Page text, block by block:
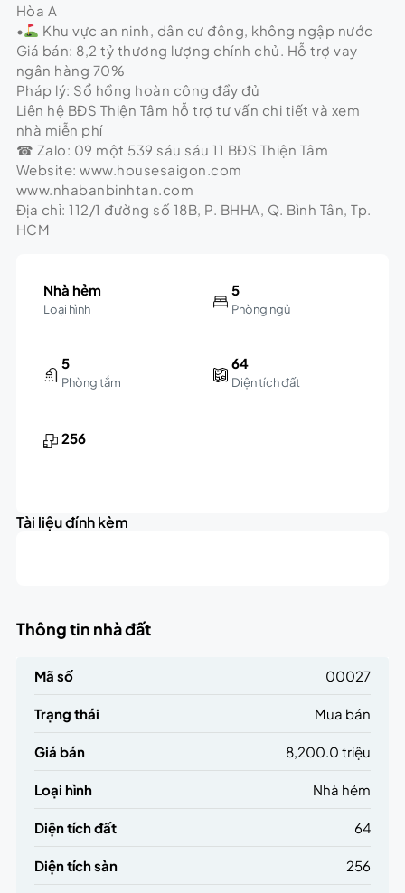
Hòa A
•
Khu vực an ninh, dân cư đông, không ngập nước
Giá bán: 8,2 tỷ thương lượng chính chủ. Hỗ trợ vay
ngân hàng 70%
Pháp lý: Sổ hồng hoàn công đầy đủ
Liên hệ BĐS Thiện Tâm hỗ trợ tư vấn chi tiết và xem
nhà miễn phí
☎ Zalo: 09 một 539 sáu sáu 11 BĐS Thiện Tâm
Website: www.housesaigon.com
www.nhabanbinhtan.com
Địa chỉ: 112/1 đường số 18B, P. BHHA, Q. Bình Tân, Tp.
HCM
Nhà hẻm
Loại hình
5
Phòng ngủ
5
Phòng tắm
64
Diện tích đất
256
Tài liệu đính kèm
Thông tin nhà đất
Mã số 00027
Trạng thái Mua bán
Giá bán 8,200.0 triệu
Loại hình Nhà hẻm
Diện tích đất 64
Diện tích sàn 256